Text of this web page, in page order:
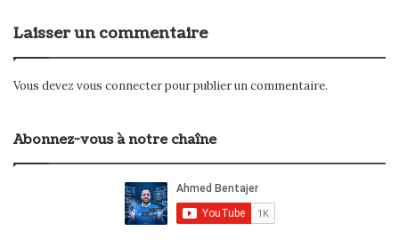
Laisser un commentaire
Vous devez vous connecterpour publier un commentaire.
Abonnez-vous à notre chaîne